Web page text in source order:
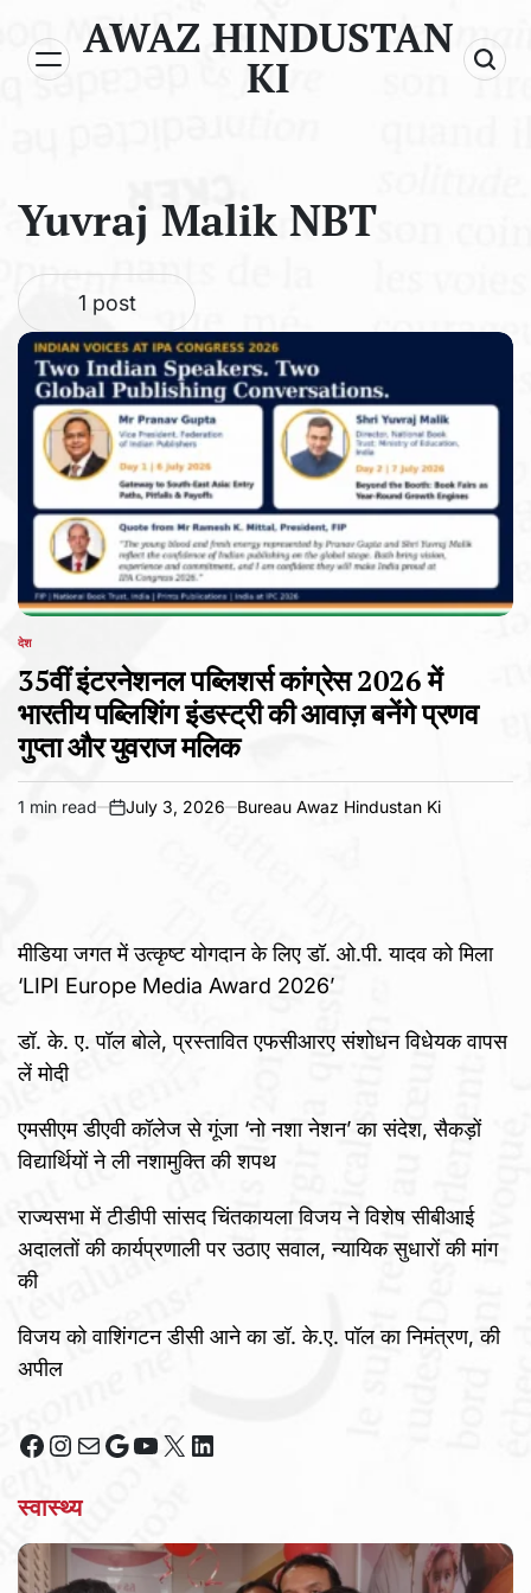
content
AWAZ HINDUSTAN
KI
Yuvraj Malik NBT
1 post
POSTED
देश
35वीं इंटरनेशनल पब्लिशर्स कांग्रेस 2026 में
भारतीय पब्लिशिंग इंडस्ट्री की आवाज़ बनेंगे प्रणव
गुप्ता और युवराज मलिक
Estimated
1 min read
on
July 3, 2026 Bureau Awaz Hindustan Ki
मीडिया जगत में उत्कृष्ट योगदान के लिए डॉ. ओ.पी. यादव को मिला
‘LIPI Europe Media Award 2026’
डॉ. के. ए. पॉल बोले, प्रस्तावित एफसीआरए संशोधन विधेयक वापस
लें मोदी
एमसीएम डीएवी कॉलेज से गूंजा ‘नो नशा नेशन’ का संदेश, सैकड़ों
विद्यार्थियों ने ली नशामुक्ति की शपथ
राज्यसभा में टीडीपी सांसद चिंतकायला विजय ने विशेष सीबीआई
अदालतों की कार्यप्रणाली पर उठाए सवाल, न्यायिक सुधारों की मांग
की
विजय को वाशिंगटन डीसी आने का डॉ. के.ए. पॉल का निमंत्रण, की
अपील
Facebook
Instagram
MailGoogle
YouTube
X LinkedIn
स्वास्थ्य